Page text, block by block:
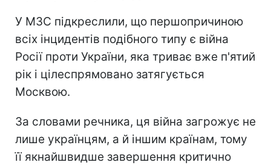
У МЗС підкреслили, що першопричиною
всіх інцидентів подібного типу є війна
Росії проти України, яка триває вже п'ятий
рік і цілеспрямовано затягується
Москвою.
За словами речника, ця війна загрожує не
лише українцям, а й іншим країнам, тому
її якнайшвидше завершення критично